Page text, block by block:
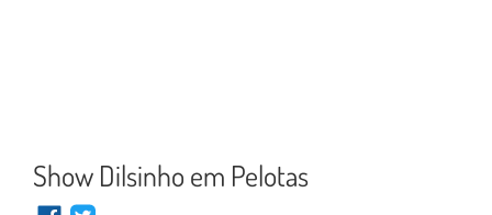
Show Dilsinho em Pelotas